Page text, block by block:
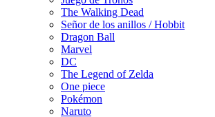
The Walking Dead
Señor de los anillos / Hobbit
Dragon Ball
Marvel
DC
The Legend of Zelda
One piece
Pokémon
Naruto